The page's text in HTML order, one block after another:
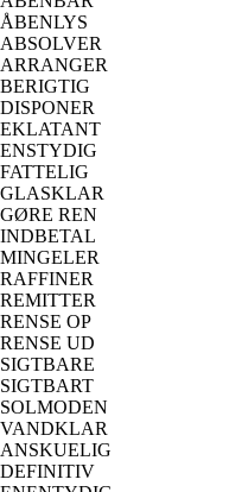
ÅBENLYS
ABSOLVER
ARRANGER
BERIGTIG
DISPONER
EKLATANT
ENSTYDIG
FATTELIG
GLASKLAR
GØRE REN
INDBETAL
MINGELER
RAFFINER
REMITTER
RENSE OP
RENSE UD
SIGTBARE
SIGTBART
SOLMODEN
VANDKLAR
ANSKUELIG
DEFINITIV